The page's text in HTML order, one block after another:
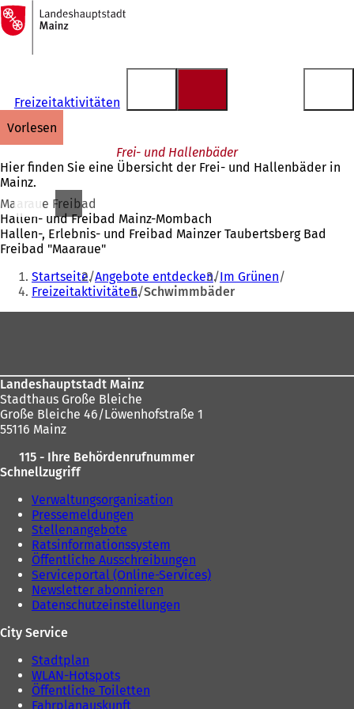
Inhalt anspringen
Zur
Startseite
Freizeitaktivitäten
vorlesen
Frei- und Hallenbäder
Hier finden Sie eine Übersicht der Frei- und Hallenbäder in
Mainz.
Maaraue Freibad
Hallen- und Freibad Mainz-Mombach
Hallen-, Erlebnis- und Freibad Mainzer Taubertsberg Bad
Freibad "Maaraue"
Sie
befinden
sich
Startseite Angebote entdecken Im Grünen
Freizeitaktivitäten Schwimmbäder
Landeshauptstadt Mainz
Stadthaus Große Bleiche
Große Bleiche 46/Löwenhofstraße 1
55116 Mainz
115 - Ihre Behördenrufnummer
Schnellzugriff
Verwaltungsorganisation
Pressemeldungen
Stellenangebote
Ratsinformationssystem
Öffentliche Ausschreibungen
Serviceportal (Online-Services)
Newsletter abonnieren
Datenschutzeinstellungen
City Service
Stadtplan
WLAN-Hotspots
Öffentliche Toiletten
Fahrplanauskunft